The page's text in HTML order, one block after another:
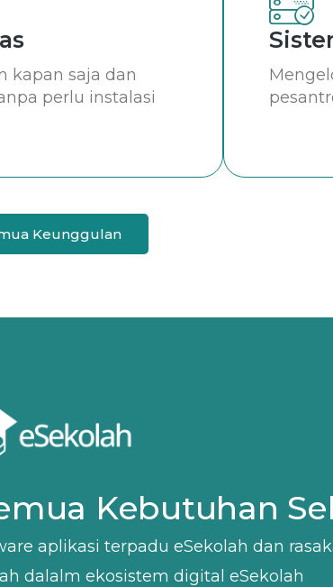
kapan saja dan
perlu instalasi
Keunggulan
Kebutuhan
aplikasi terpadu eSekolah dan
dalalm ekosistem digital eSekolah